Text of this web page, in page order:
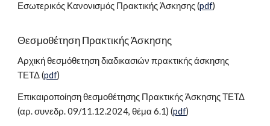
Εσωτερικός Κανονισμός Πρακτικής Άσκησης (pdf)
Θεσμοθέτηση Πρακτικής Άσκησης
Αρχική θεσμόθετηση διαδικασιών πρακτικής άσκησης
ΤΕΤΔ (pdf)
Επικαιροποίηση θεσμοθέτησης Πρακτικής Άσκησης ΤΕΤΔ
(αρ. συνεδρ. 09/11.12.2024, θέμα 6.1) (pdf)